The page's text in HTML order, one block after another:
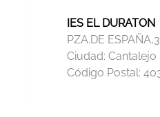
IES EL DURATON
PZA.DE ESPAÑA,3
Ciudad: Cantalejo
Código Postal: